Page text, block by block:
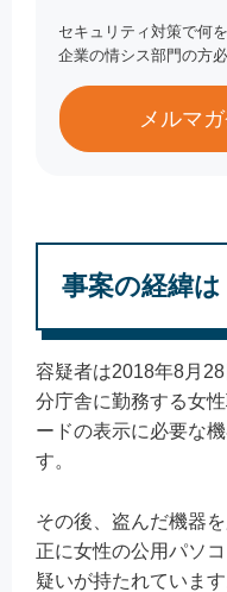
セキュリティ対策で何
企業の情シス部門の方必
メルマ
事案の経緯は
容疑者は2018年8月
分庁舎に勤務する女
ードの表示に必要な
す。
その後、盗んだ機器
正に女性の公用パソ
疑いが持たれています